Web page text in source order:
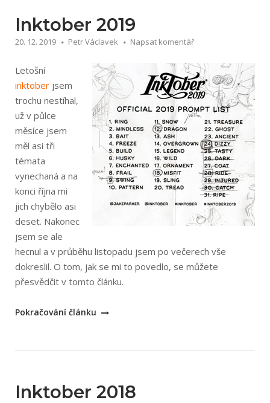
Inktober 2019
20. 12. 2019 Petr Václavek Napsat komentář
Letošní
inktober jsem
trochu nestíhal,
už v půlce
měsíce jsem
měl asi tři
témata
vynechaná a na
konci října mi
jich chybělo asi
deset. Nakonec
jsem se ale
hecnul a v průběhu listopadu jsem po večerech vše
dokreslil. O tom, jak se mi to povedlo, se můžete
přesvědčit v tomto článku.
„Inktober
Pokračování článku
Inktober 2018